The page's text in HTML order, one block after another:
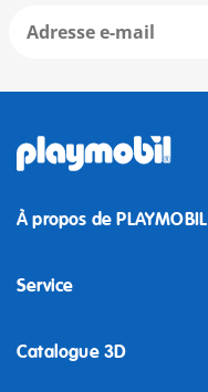
À propos de PLAYMOBIL
Service
Catalogue 3D